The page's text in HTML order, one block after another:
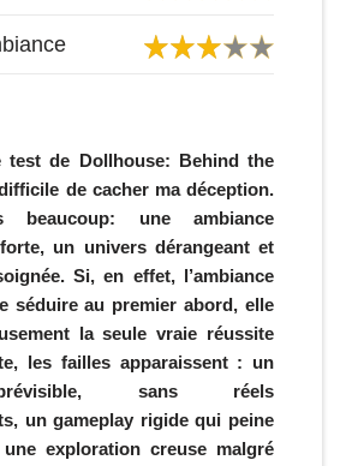
test de Dollhouse: Behind the
de cacher ma déception.
beaucoup: une ambiance
un univers dérangeant et
Si, en effet, l’ambiance
séduire au premier abord, elle
la seule vraie réussite
les failles apparaissent : un
sans réels
un gameplay rigide qui peine
exploration creuse malgré